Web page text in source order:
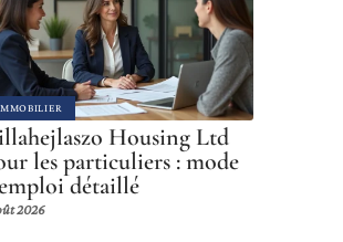
Housing Ltd
les particuliers : mode
détaillé
2026